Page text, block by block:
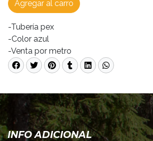
Agregar al carro
-Tubería pex
-Color azul
-Venta por metro
INFO ADICIONAL